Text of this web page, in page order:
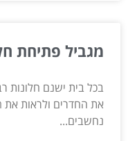
מגביל פתיחת
בכל בית ישנם חלונות
את החדרים ולראות
נחשבים...